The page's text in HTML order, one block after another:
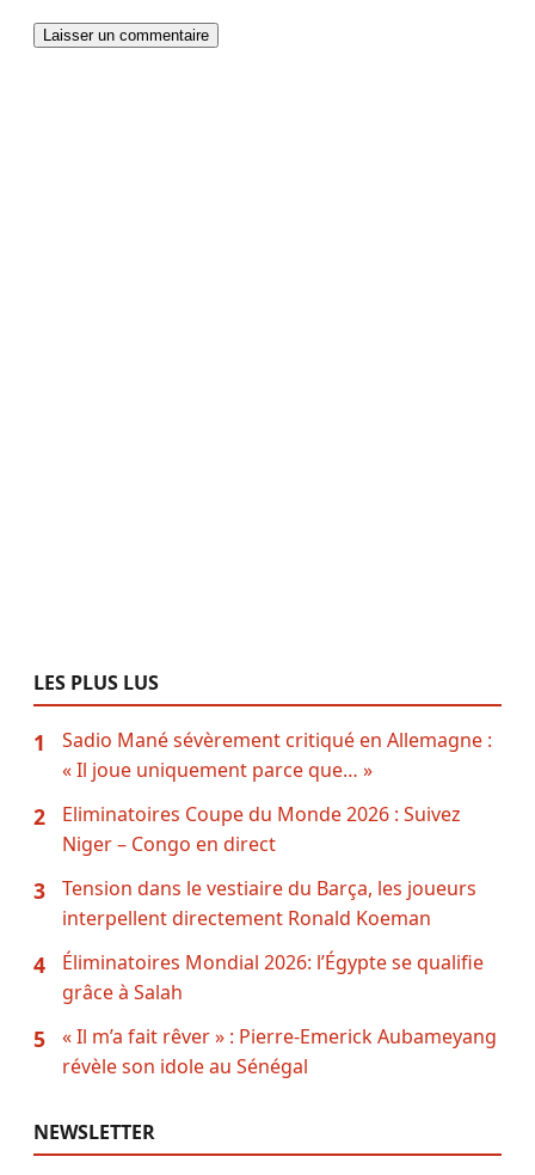
LES PLUS LUS
1
Sadio Mané sévèrement critiqué en Allemagne :
« Il joue uniquement parce que… »
2
Eliminatoires Coupe du Monde 2026 : Suivez
Niger – Congo en direct
3
Tension dans le vestiaire du Barça, les joueurs
interpellent directement Ronald Koeman
4
Éliminatoires Mondial 2026: l’Égypte se qualifie
grâce à Salah
5
« Il m’a fait rêver » : Pierre-Emerick Aubameyang
révèle son idole au Sénégal
NEWSLETTER